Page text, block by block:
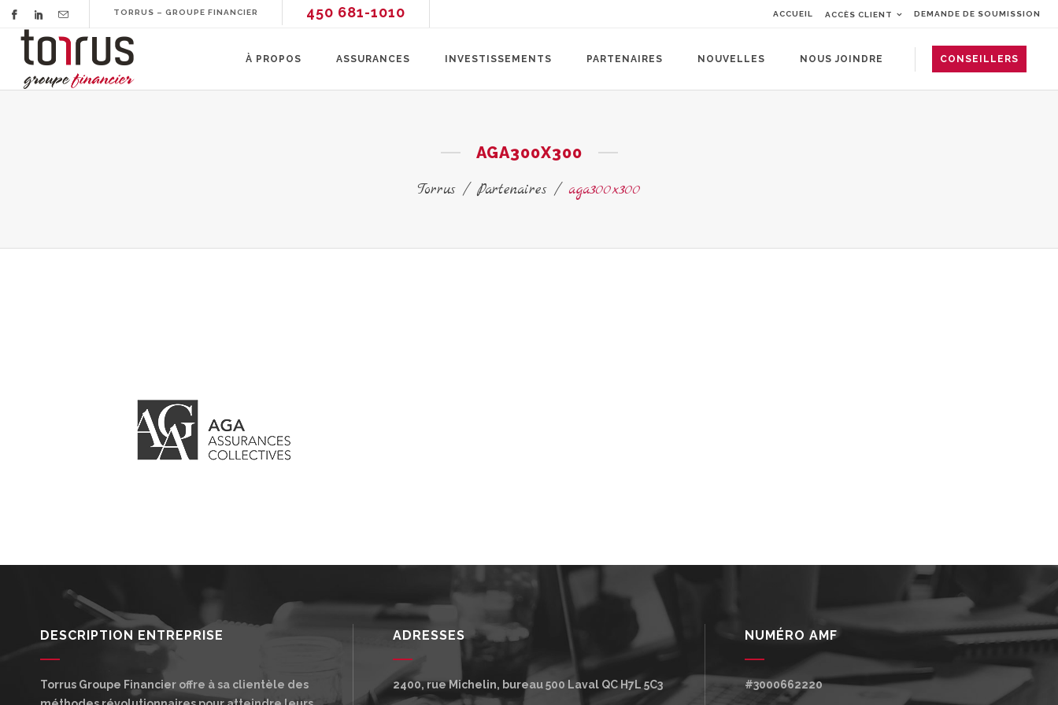
TORRUS – GROUPE FINANCIER 450 681-1010 ACCUEIL ACCÈS CLIENT DEMANDE DE SOUMISSION
CONSEILLERS
À PROPOS ASSURANCES INVESTISSEMENTS PARTENAIRES NOUVELLES NOUS JOINDRE
AGA300X300
Torrus/Partenaires/ aga300x300
DESCRIPTION ENTREPRISE
Torrus Groupe Financier offre à sa clientèle des
ADRESSES
2400, rue Michelin, bureau 500 Laval QCH7L 5C3
NUMÉRO AMF
#3000662220